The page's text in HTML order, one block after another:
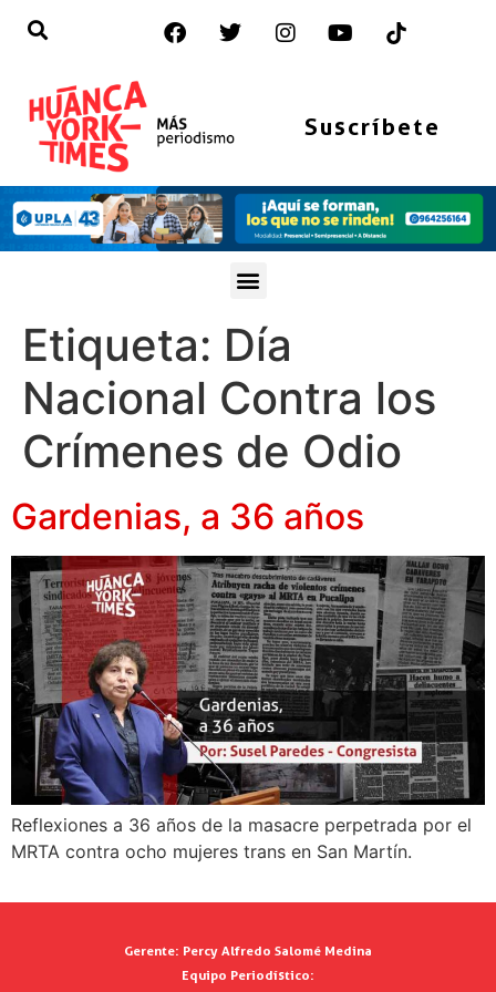
Suscríbete
Etiqueta: Día
Nacional Contra los
Crímenes de Odio
Gardenias, a 36 años
Reflexiones a 36 años de la masacre perpetrada por el
MRTA contra ocho mujeres trans en San Martín.
Gerente: Percy Alfredo Salomé Medina
Equipo Periodístico: